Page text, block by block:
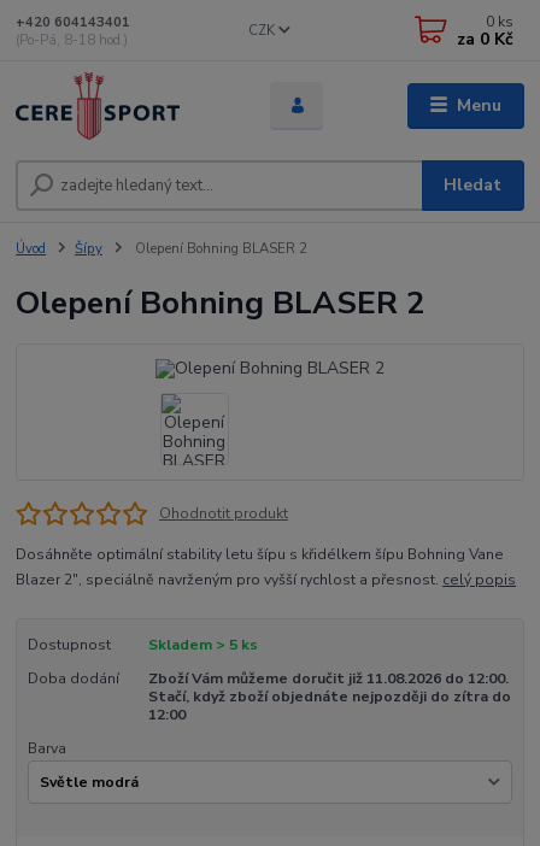
Menu
CZK
Hledat
+420 604143401
(Po-Pá, 8-18 hod.)
0 ks
za 0 Kč
Úvod Šípy Olepení Bohning BLASER 2
Olepení Bohning BLASER 2
Ohodnotit produkt
Dosáhněte optimální stability letu šípu s křidélkem šípu Bohning Vane
Blazer 2", speciálně navrženým pro vyšší rychlost a přesnost. celý popis
Dostupnost
Skladem > 5 ks
Doba dodání
Zboží Vám můžeme doručit již 11.08.2026 do 12:00.
Stačí, když zboží objednáte nejpozději do zítra do
12:00
Barva